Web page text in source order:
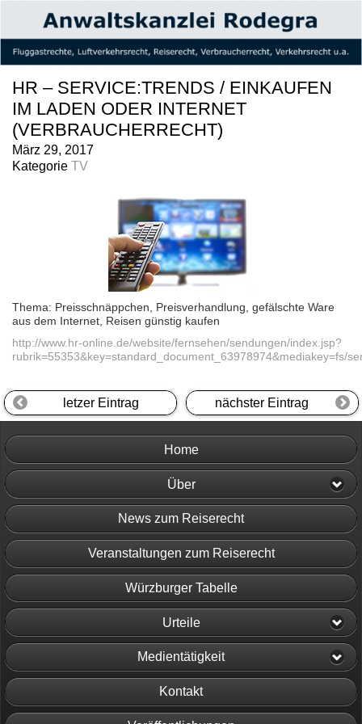
HR – SERVICE:TRENDS / EINKAUFEN
IM LADEN ODER INTERNET
(VERBRAUCHERRECHT)
März 29, 2017
Kategorie TV
Thema: Preisschnäppchen, Preisverhandlung, gefälschte Ware
aus dem Internet, Reisen günstig kaufen
http://www.hr-online.de/website/fernsehen/sendungen/index.jsp?
rubrik=55353&key=standard_document_63978974&mediakey=fs/
letzer Eintrag nächster Eintrag
Home
Über
News zum Reiserecht
Veranstaltungen zum Reiserecht
Würzburger Tabelle
Urteile
Medientätigkeit
Kontakt